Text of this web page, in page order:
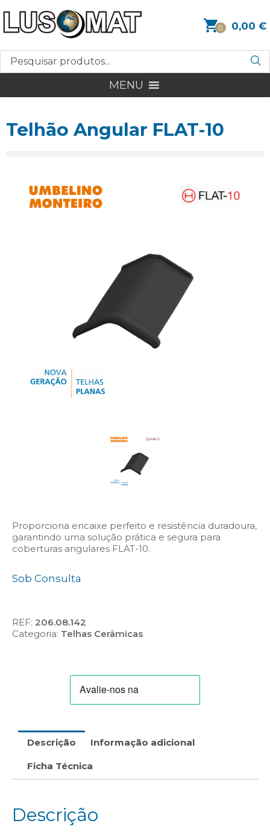
0 0,00 €
MENU
Telhão Angular FLAT-10
Proporciona encaixe perfeito e resistência duradoura,
garantindo uma solução prática e segura para
coberturas angulares FLAT-10.
Sob Consulta
REF: 206.08.142
Categoria: Telhas Cerâmicas
Descrição Informação adicional
Ficha Técnica
Descrição